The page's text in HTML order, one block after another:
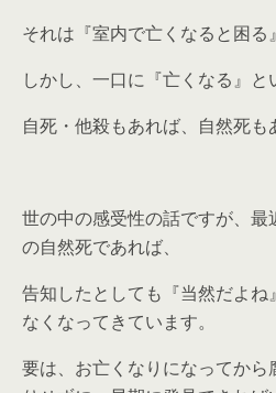
それは『室内で亡くなると困る
しかし、一口に『亡くなる』と
自死・他殺もあれば、自然死も
世の中の感受性の話ですが、
の自然死であれば、
告知したとしても『当然だよ
なくなってきています。
要は、お亡くなりになってから